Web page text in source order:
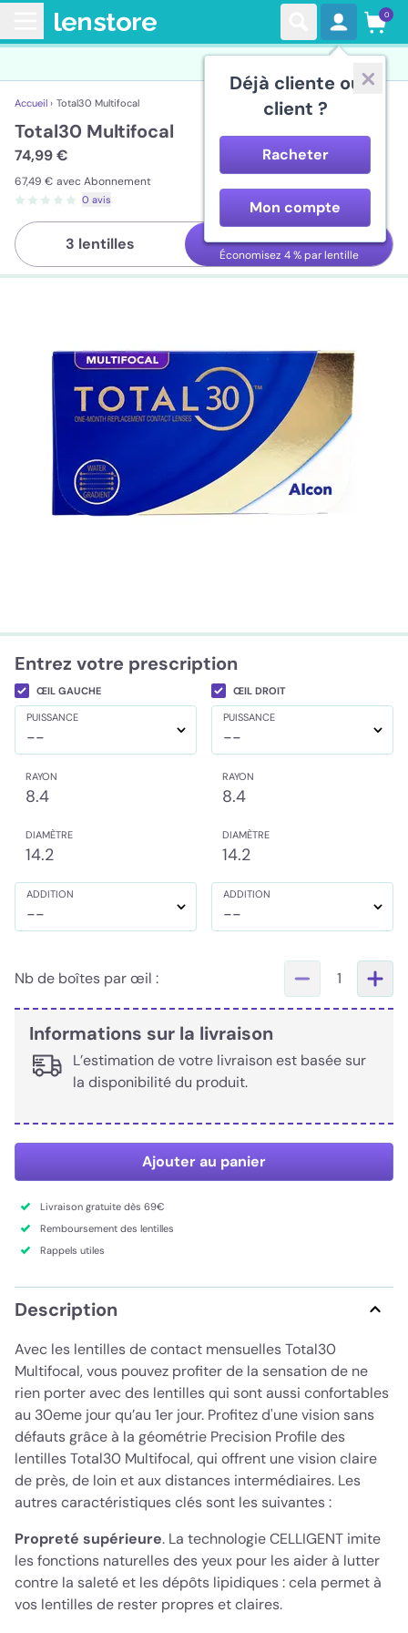
Déjà cliente ou
client ?
Racheter
Mon compte
0
Accueil › Total30 Multifocal
Total30 Multifocal
74,99 €
67,49 € avec Abonnement
0 avis
3 lentilles
Économisez 4 %par lentille
Entrez votre prescription
ŒIL GAUCHE ŒIL DROIT
PUISSANCE
--
PUISSANCE
--
RAYON
8.4
RAYON
8.4
DIAMÈTRE
14.2
DIAMÈTRE
14.2
ADDITION
--
ADDITION
--
Nb de boîtes par œil : 1
Informations sur la livraison
L’estimation de votre livraison est basée sur
la disponibilité du produit.
Ajouter au panier
Livraison gratuite dès 69€
Remboursement des lentilles
Rappels utiles
Description
Avec les lentilles de contact mensuelles Total30
Multifocal, vous pouvez profiter de la sensation de ne
rien porter avec des lentilles qui sont aussi confortables
au 30eme jour qu’au 1er jour. Profitez d'une vision sans
défauts grâce à la géométrie Precision Profile des
lentilles Total30 Multifocal, qui offrent une vision claire
de près, de loin et aux distances intermédiaires. Les
autres caractéristiques clés sont les suivantes :
Propreté supérieure. La technologie CELLIGENT imite
les fonctions naturelles des yeux pour les aider à lutter
contre la saleté et les dépôts lipidiques : cela permet à
vos lentilles de rester propres et claires.